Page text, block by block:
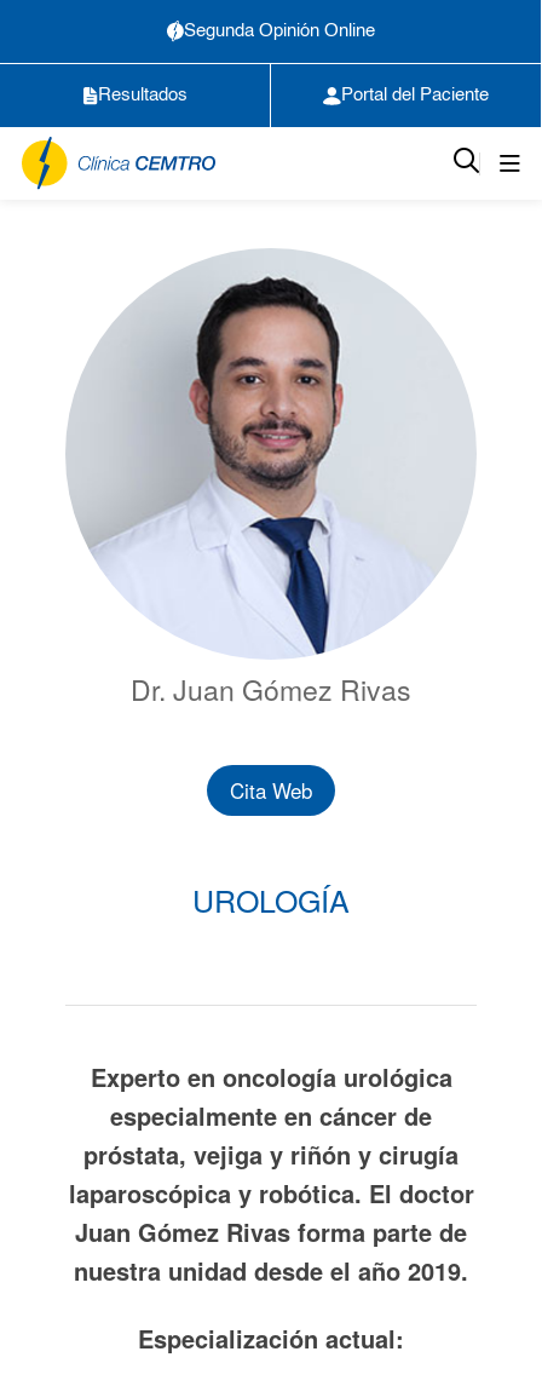
Segunda Opinión Online
Resultados Portal del Paciente
Dr. Juan Gómez Rivas
Cita Web
UROLOGÍA
Experto en oncología urológica
especialmente en cáncer de
próstata, vejiga y riñón y cirugía
laparoscópica y robótica. El doctor
Juan Gómez Rivas forma parte de
nuestra unidad desde el año 2019.
Especialización actual: